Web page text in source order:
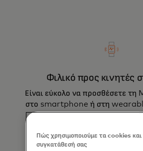
Φιλικό προς κινητές
Είναι εύκολο να προσθέσετε
στο smartphone ή στη
Πώς χρησιμοποιούμε τα cookies και
συγκατάθεσή σας